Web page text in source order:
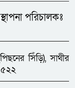
ফুটবল
শিক্ষার্থীর
পরিচালকঃ
সিঁড়ি), সাথীর